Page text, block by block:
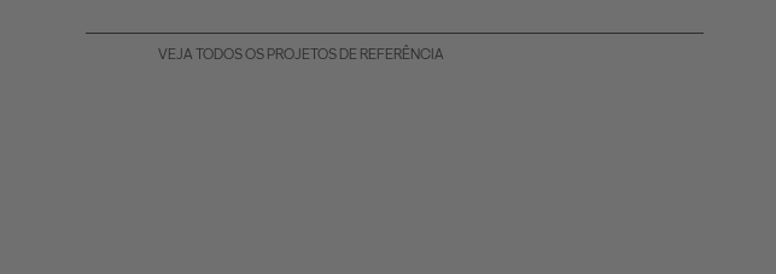
VEJA TODOS OS PROJETOS DE REFERÊNCIA